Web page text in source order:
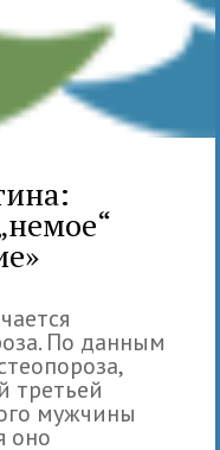
По данным
третьей
мужчины
оно